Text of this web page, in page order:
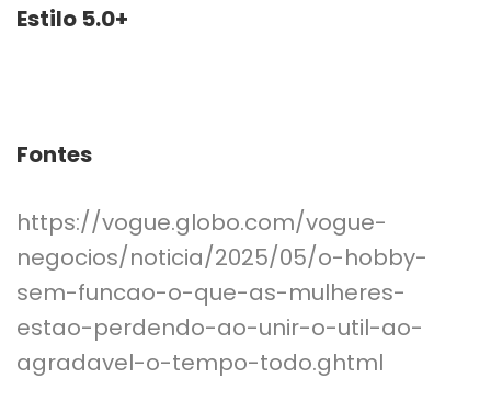
Estilo 5.0+
Fontes
https://vogue.globo.com/vogue-
negocios/noticia/2025/05/o-hobby-
sem-funcao-o-que-as-mulheres-
estao-perdendo-ao-unir-o-util-ao-
agradavel-o-tempo-todo.ghtml